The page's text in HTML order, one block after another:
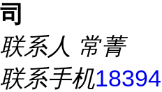
司
联系人 常菁
联系手机